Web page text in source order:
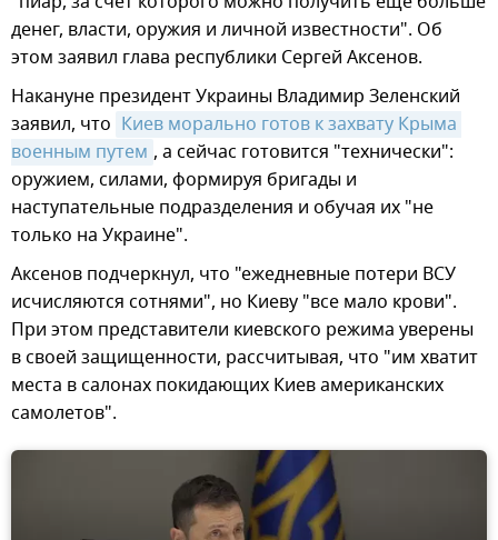
денег, власти, оружия и личной известности". Об
этом заявил глава республики Сергей Аксенов.
Накануне президент Украины Владимир Зеленский
заявил, что Киев морально готов к захвату Крыма
военным путем , а сейчас готовится "технически":
оружием, силами, формируя бригады и
наступательные подразделения и обучая их "не
только на Украине".
Аксенов подчеркнул, что "ежедневные потери ВСУ
исчисляются сотнями", но Киеву "все мало крови".
При этом представители киевского режима уверены
в своей защищенности, рассчитывая, что "им хватит
места в салонах покидающих Киев американских
самолетов".